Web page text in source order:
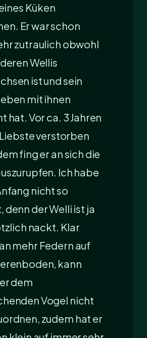
Küken
Er war schon
zutraulich obwohl
Wellis
ist und sein
mit ihnen
hat. Vor ca. 3 Jahren
verstorben
fing er an sich die
Ich habe
nicht so
denn der Welli ist ja
nackt. Klar
mehr Federn auf
kann
dem
Vogel nicht
zudem hat er